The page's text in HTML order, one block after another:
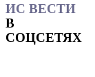
ИС ВЕСТИ
В
СОЦСЕТЯХ